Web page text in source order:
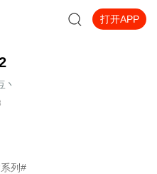
打开APP
丶
列#